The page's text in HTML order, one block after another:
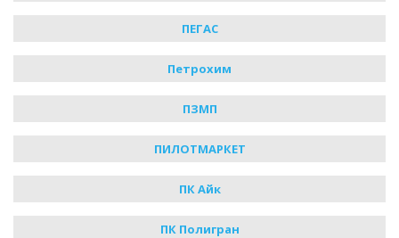
ПЕГАС
Петрохим
ПЗМП
ПИЛОТМАРКЕТ
ПК Айк
ПК Полигран